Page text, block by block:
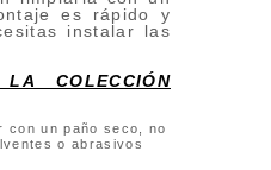
es rápido y
instalar las
COLECCIÓN
con un paño seco, no
o abrasivos